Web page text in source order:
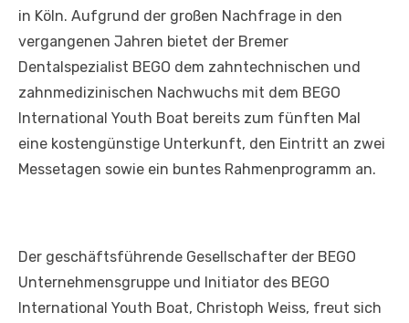
in Köln. Aufgrund der großen Nachfrage in den
vergangenen Jahren bietet der Bremer
Dentalspezialist BEGO dem zahntechnischen und
zahnmedizinischen Nachwuchs mit dem BEGO
International Youth Boat bereits zum fünften Mal
eine kostengünstige Unterkunft, den Eintritt an zwei
Messetagen sowie ein buntes Rahmenprogramm an.
Der geschäftsführende Gesellschafter der BEGO
Unternehmensgruppe und Initiator des BEGO
International Youth Boat, Christoph Weiss, freut sich